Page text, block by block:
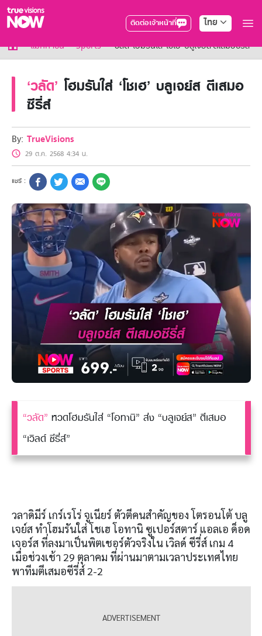
ติดต่อเจ้าหน้าที่ ไทย
True AF2026
แพ็กเกจ
NOW SPORTS
NOW BUNDLES
NOW Muay Thai
แพ็กเกจทรูวิชันส์นาวทั้งหมด
เคเบิลและจานดาวเทียม
สิทธิพิเศษ
สิทธิพิเศษลูกค้าทรูวิชั่นส์
Showtime
HoReCa
แพ็กเกจสำหรับผู้ประกอบการ
หาร้านร่วมรายการ
FAQs
แม็กกาซีน Sports ‘วลัด’ โฮมรันใส่ ‘โชเฮ’ บลูเจย์ส ตีเสมอซีรี่ส์
‘วลัด’ โฮมรันใส่ ‘โชเฮ’ บลูเจย์ส ตีเสมอ
ซีรี่ส์
By: TrueVisions
29 ต.ค. 2568 4:34 น.
“วลัด” หวดโฮมรันใส่ “โอทานิ” ส่ง “บลูเจย์ส” ตีเสมอ
“เวิลด์ ซีรี่ส์”
วลาดิมีร์ เกร์เรโร่ จูเนียร์ ตัวตีคนสำคัญของ โตรอนโต้ บลู
เจย์ส ทำโฮมรันใส่ โชเฮ โอทานิ ซูเปอร์สตาร์ แอลเอ ด็อด
เจอร์ส ที่ลงมาเป็นพิตเชอร์ตัวจริงใน เวิลด์ ซีรี่ส์ เกม 4
เมื่อช่วงเช้า 29 ตุลาคม ที่ผ่านมาตามเวลาประเทศไทย
พาทีมตีเสมอซีรี่ส์2-2